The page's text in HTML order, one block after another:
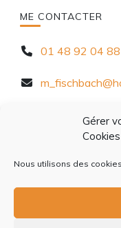
Gérer
Cookies
Nous utilisons des
ME CONTACTER
01 48 92 04 88
10 Rue